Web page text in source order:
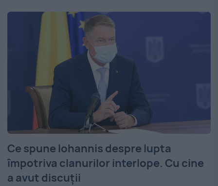
Ce spune Iohannis despre lupta
împotriva clanurilor interlope. Cu cine
a avut discuții